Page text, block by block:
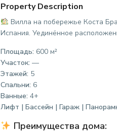
Property Description
Вилла на побережье Коста
Испания. Уединённое
Площадь: 600 м²
Участок: —
Этажей: 5
Спальни: 6
Ванные: 4+
Лифт | Бассейн | Гараж |
Преимущества дома: